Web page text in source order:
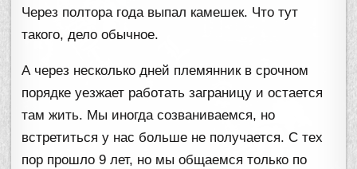
Через полтора года выпал камешек. Что тут
такого, дело обычное.
А через несколько дней племянник в срочном
порядке уезжает работать заграницу и остается
там жить. Мы иногда созваниваемся, но
встретиться у нас больше не получается. С тех
пор прошло 9 лет, но мы общаемся только по